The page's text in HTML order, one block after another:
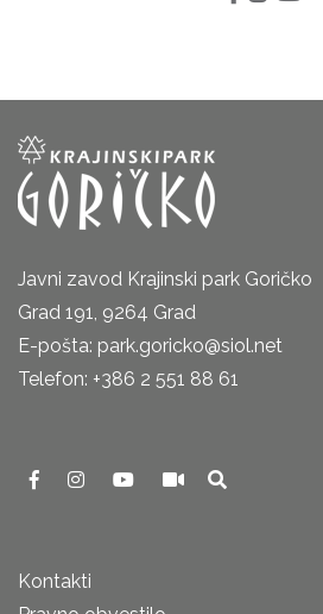
Javni zavod Krajinski park Goričko
Grad 191, 9264 Grad
E-pošta: park.goricko@siol.net
Telefon: +386 2 551 88 61
Kontakti